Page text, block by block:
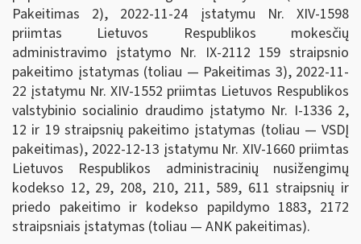
Pakeitimas 2), 2022-11-24 įstatymu Nr. XIV-1598
priimtas Lietuvos Respublikos mokesčių
administravimo įstatymo Nr. IX-2112 159 straipsnio
pakeitimo įstatymas (toliau — Pakeitimas 3), 2022-11-
22 įstatymu Nr. XIV-1552 priimtas Lietuvos Respublikos
valstybinio socialinio draudimo įstatymo Nr. I-1336 2,
12 ir 19 straipsnių pakeitimo įstatymas (toliau — VSDĮ
pakeitimas), 2022-12-13 įstatymu Nr. XIV-1660 priimtas
Lietuvos Respublikos administracinių nusižengimų
kodekso 12, 29, 208, 210, 211, 589, 611 straipsnių ir
priedo pakeitimo ir kodekso papildymo 1883, 2172
straipsniais įstatymas (toliau — ANK pakeitimas).